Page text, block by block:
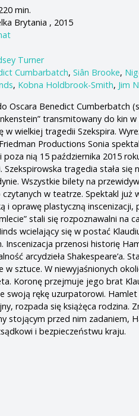
min.
Brytania , 2015
Turner
Cumbarbatch,Siân Brooke,
, Kobna Holdbrook-Smith, Jim
Oscara Benedict Cumberbatch
transmitowany do kin
w wielkiej tragedii Szekspira.
Productions Sonia
nią 15 października 2015
tragedia stała się
Wszystkie bilety na
w teatrze. Spektakl już
oprawę plastyczną inscenizacji,
stali się rozpoznawalni na
wcielający się w postać
Inscenizacja przenosi historię
arcydzieła Shakespeare’a.
sztuce. W niewyjaśnionych
Koronę przejmuje jego brat
swoją rękę uzurpatorowi.
rozpada się książęca rodzina.
stojącym przed nim zadaniem,
i bezpieczeństwu kraju.